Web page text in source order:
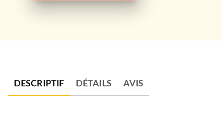
DESCRIPTIF DÉTAILS AVIS